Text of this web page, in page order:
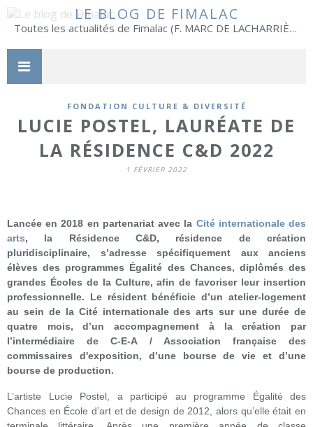
LE BLOG DE FIMALAC
Toutes les actualités de Fimalac (F. MARC DE LACHARRIÈRE)
FONDATION CULTURE & DIVERSITÉ
LUCIE POSTEL, LAURÉATE DE
LA RÉSIDENCE C&D 2022
1 FÉVRIER 2022
Lancée en 2018 en partenariat avec la Cité internationale des
arts, la Résidence C&D, résidence de création
pluridisciplinaire, s’adresse spécifiquement aux anciens
élèves des programmes Égalité des Chances, diplômés des
grandes Écoles de la Culture, afin de favoriser leur insertion
professionnelle. Le résident bénéficie d’un atelier-logement
au sein de la Cité internationale des arts sur une durée de
quatre mois, d’un accompagnement à la création par
l’intermédiaire de C-E-A / Association française des
commissaires d'exposition, d’une bourse de vie et d’une
bourse de production.
L’artiste Lucie Postel, a participé au programme Égalité des
Chances en École d’art et de design de 2012, alors qu’elle était en